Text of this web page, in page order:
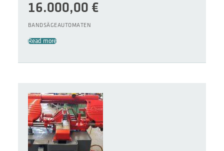
16.000,00 €
BANDSÄGEAUTOMATEN
Read more